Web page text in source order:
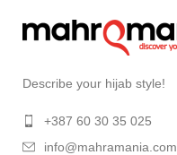
Describe your hijab style!
+387 60 30 35 025
info@mahramania.com